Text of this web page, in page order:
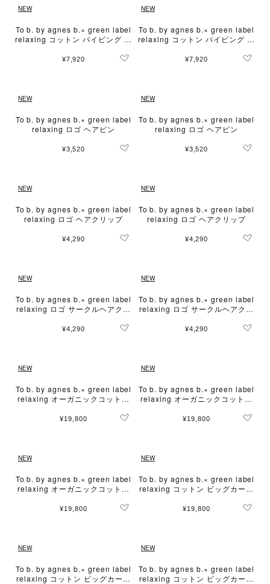
NEW
To b. by agnes b.× green label
relaxing コットン パイピング ミ
¥7,920
NEW
To b. by agnes b.× green label
relaxing コットン パイピング ミ
¥7,920
NEW
To b. by agnes b.× green label
relaxing ロゴ ヘアピン
¥3,520
NEW
To b. by agnes b.× green label
relaxing ロゴ ヘアピン
¥3,520
NEW
To b. by agnes b.× green label
relaxing ロゴ ヘアクリップ
¥4,290
NEW
To b. by agnes b.× green label
relaxing ロゴ ヘアクリップ
¥4,290
NEW
To b. by agnes b.× green label
relaxing ロゴ サークルヘアクリ
¥4,290
NEW
To b. by agnes b.× green label
relaxing ロゴ サークルヘアクリ
¥4,290
NEW
To b. by agnes b.× green label
relaxing オーガニックコットン
ィガン
¥19,800
NEW
To b. by agnes b.× green label
relaxing オーガニックコットン
ィガン
¥19,800
NEW
To b. by agnes b.× green label
relaxing オーガニックコットン
ィガン
¥19,800
NEW
To b. by agnes b.× green label
relaxing コットン ビッグカーデ
¥19,800
NEW
To b. by agnes b.× green label
relaxing コットン ビッグカーデ
NEW
To b. by agnes b.× green label
relaxing コットン ビッグカーデ